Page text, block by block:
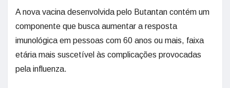
A nova vacina desenvolvida pelo Butantan contém um
componente que busca aumentar a resposta
imunológica em pessoas com 60 anos ou mais, faixa
etária mais suscetível às complicações provocadas
pela influenza.